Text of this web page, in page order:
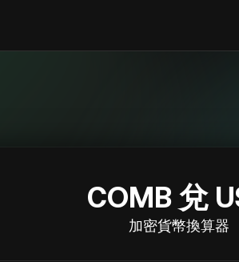
COMB 兌
加密貨幣換算器